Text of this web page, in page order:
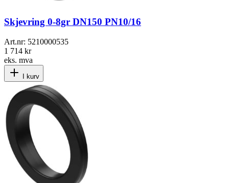
Skjevring 0-8gr DN150 PN10/16
Art.nr: 5210000535
1 714 kr
eks. mva
I kurv